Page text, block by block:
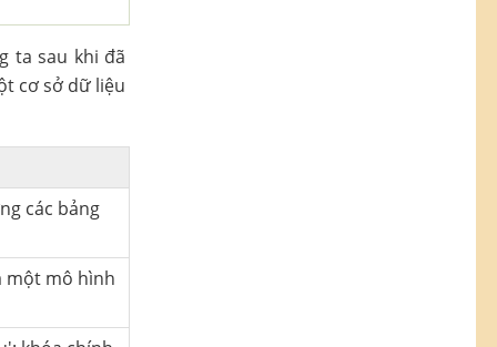
ta sau khi đã
cơ sở dữ liệu
các bảng
một mô hình